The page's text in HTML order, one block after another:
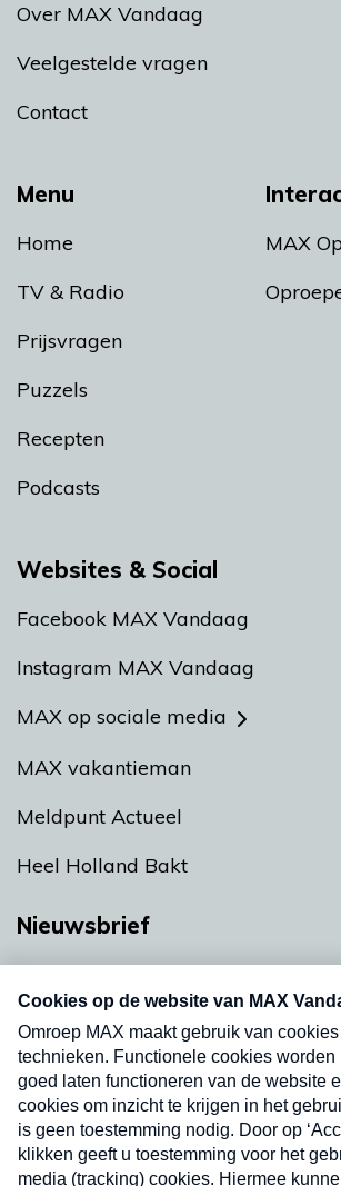
Menu
Home
TV & Radio
Prijsvragen
Puzzels
Recepten
Podcasts
MAX
Over MAX Vandaag
Veelgestelde vragen
Contact
Websites & Social
Facebook MAX Vandaag
Instagram MAX Vandaag
MAX op sociale media
MAX vakantieman
Meldpunt Actueel
Heel Holland Bakt
Nieuwsbrief
nieuwsbrief. Elke vrijdag- en
uw mailbox.